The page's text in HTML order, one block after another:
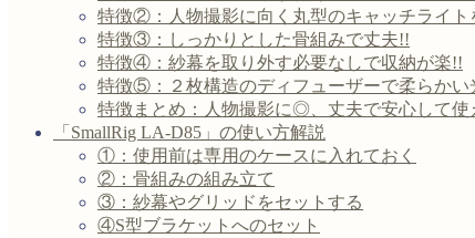
特徴②：人物撮影に向く丸型のキャッチライト
特徴③：しっかりとした骨組みで丈夫!!
特徴④：紗幕を取り外す必要なしで収納が楽!!
特徴⑤：２枚構造のディフューザーで柔らかい
特徴まとめ：人物撮影に◎、丈夫で安心して使
「SmallRig LA-D85」の使い方解説
①：使用前は専用のケースに入れておく
②：骨組みの組み立て
③：紗幕やグリッドをセットする
④S型ブラケットへのセット